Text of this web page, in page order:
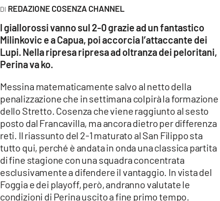
LAC NETWORK
LAC ONAIR
LaC
Network
LACPLAY.IT
LACTV.IT
LACONAIR.IT
LACITYMAG.IT
ILREGGINO.IT
COSENZACHANNEL.IT
ILVIBONESE.IT
REDAZIONE COSENZA CHANNEL
I giallorossi vanno sul 2-0 grazie ad un fantastico
Milinkovic e a Capua, poi accorcia l’attaccante dei
Lupi. Nella ripresa ripresa ad oltranza dei peloritani,
Perina va ko.
Messina matematicamente salvo al netto della
penalizzazione che in settimana colpirà la formazione
dello Stretto. Cosenza che viene raggiunto al sesto
posto dal Francavilla, ma ancora dietro per differenza
reti. Il riassunto del 2-1 maturato al San Filippo sta
tutto qui, perché è andata in onda una classica partita
di fine stagione con una squadra concentrata
esclusivamente a difendere il vantaggio. In vista del
Foggia e dei playoff, però, andranno valutate le
condizioni di Perina uscito a fine primo tempo.